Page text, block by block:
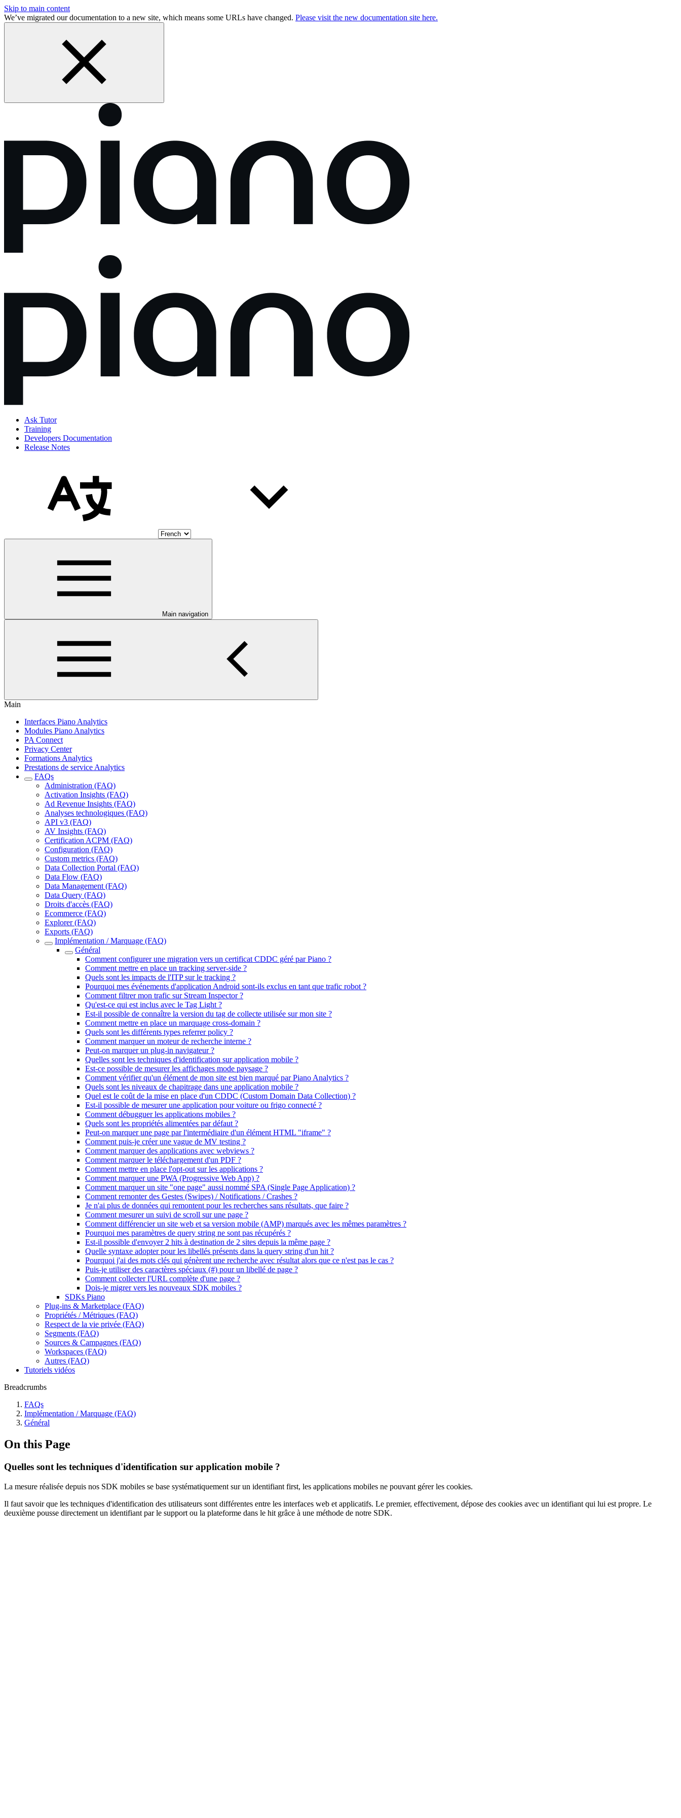
Skip to main content
We’ve migrated our documentation to a new site, which means some URLs have changed. Please visit the new documentation site here.
Ask Tutor
Training
Developers Documentation
Release Notes
Main navigation
Main
Interfaces Piano Analytics
Modules Piano Analytics
PA Connect
Privacy Center
Formations Analytics
Prestations de service Analytics
FAQs
Administration (FAQ)
Activation Insights (FAQ)
Ad Revenue Insights (FAQ)
Analyses technologiques (FAQ)
API v3 (FAQ)
AV Insights (FAQ)
Certification ACPM (FAQ)
Configuration (FAQ)
Custom metrics (FAQ)
Data Collection Portal (FAQ)
Data Flow (FAQ)
Data Management (FAQ)
Data Query (FAQ)
Droits d'accès (FAQ)
Ecommerce (FAQ)
Explorer (FAQ)
Exports (FAQ)
Implémentation / Marquage (FAQ)
Général
Comment configurer une migration vers un certificat CDDC géré par Piano ?
Comment mettre en place un tracking server-side ?
Quels sont les impacts de l'ITP sur le tracking ?
Pourquoi mes événements d'application Android sont-ils exclus en tant que trafic robot ?
Comment filtrer mon trafic sur Stream Inspector ?
Qu'est-ce qui est inclus avec le Tag Light ?
Est-il possible de connaître la version du tag de collecte utilisée sur mon site ?
Comment mettre en place un marquage cross-domain ?
Quels sont les différents types referrer policy ?
Comment marquer un moteur de recherche interne ?
Peut-on marquer un plug-in navigateur ?
Quelles sont les techniques d'identification sur application mobile ?
Est-ce possible de mesurer les affichages mode paysage ?
Comment vérifier qu'un élément de mon site est bien marqué par Piano Analytics ?
Quels sont les niveaux de chapitrage dans une application mobile ?
Quel est le coût de la mise en place d'un CDDC (Custom Domain Data Collection) ?
Est-il possible de mesurer une application pour voiture ou frigo connecté ?
Comment débugguer les applications mobiles ?
Quels sont les propriétés alimentées par défaut ?
Peut-on marquer une page par l'intermédiaire d'un élément HTML "iframe" ?
Comment puis-je créer une vague de MV testing ?
Comment marquer des applications avec webviews ?
Comment marquer le téléchargement d'un PDF ?
Comment mettre en place l'opt-out sur les applications ?
Comment marquer une PWA (Progressive Web App) ?
Comment marquer un site "one page" aussi nommé SPA (Single Page Application) ?
Comment remonter des Gestes (Swipes) / Notifications / Crashes ?
Je n'ai plus de données qui remontent pour les recherches sans résultats, que faire ?
Comment mesurer un suivi de scroll sur une page ?
Comment différencier un site web et sa version mobile (AMP) marqués avec les mêmes paramètres ?
Pourquoi mes paramètres de query string ne sont pas récupérés ?
Est-il possible d'envoyer 2 hits à destination de 2 sites depuis la même page ?
Quelle syntaxe adopter pour les libellés présents dans la query string d'un hit ?
Pourquoi j'ai des mots clés qui génèrent une recherche avec résultat alors que ce n'est pas le cas ?
Puis-je utiliser des caractères spéciaux (#) pour un libellé de page ?
Comment collecter l'URL complète d'une page ?
Dois-je migrer vers les nouveaux SDK mobiles ?
SDKs Piano
Plug-ins & Marketplace (FAQ)
Propriétés / Métriques (FAQ)
Respect de la vie privée (FAQ)
Segments (FAQ)
Sources & Campagnes (FAQ)
Workspaces (FAQ)
Autres (FAQ)
Tutoriels vidéos
Breadcrumbs
FAQs
Implémentation / Marquage (FAQ)
Général
On this Page
Quelles sont les techniques d'identification sur application mobile ?
La mesure réalisée depuis nos SDK mobiles se base systématiquement sur un identifiant first, les applications mobiles ne pouvant gérer les cookies.
Il faut savoir que les techniques d'identification des utilisateurs sont différentes entre les interfaces web et applicatifs. Le premier, effectivement, dépose des cookies avec un identifiant qui lui est propre. Le
deuxième pousse directement un identifiant par le support ou la plateforme dans le hit grâce à une méthode de notre SDK.